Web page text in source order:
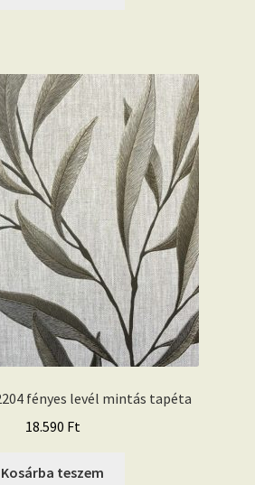
fényes levél mintás tapéta
18.590 Ft
Kosárba teszem